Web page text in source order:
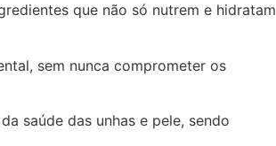
que não só nutrem e hidratam
sem nunca comprometer os
saúde das unhas e pele, sendo